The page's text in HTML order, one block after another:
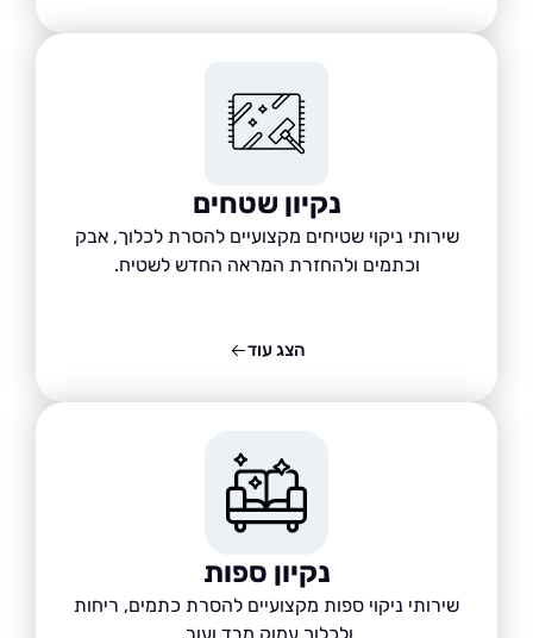
נקיון שטחים
שירותי ניקוי שטיחים מקצועיים להסרת לכלוך, אבק
וכתמים ולהחזרת המראה החדש לשטיח.
נקיון ספות
שירותי ניקוי ספות מקצועיים להסרת כתמים, ריחות
ולכלוך עמוק מבד ועור.